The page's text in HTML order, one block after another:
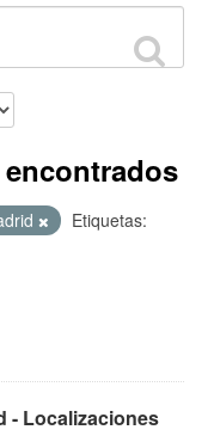
Etiquetas:
- Localizaciones